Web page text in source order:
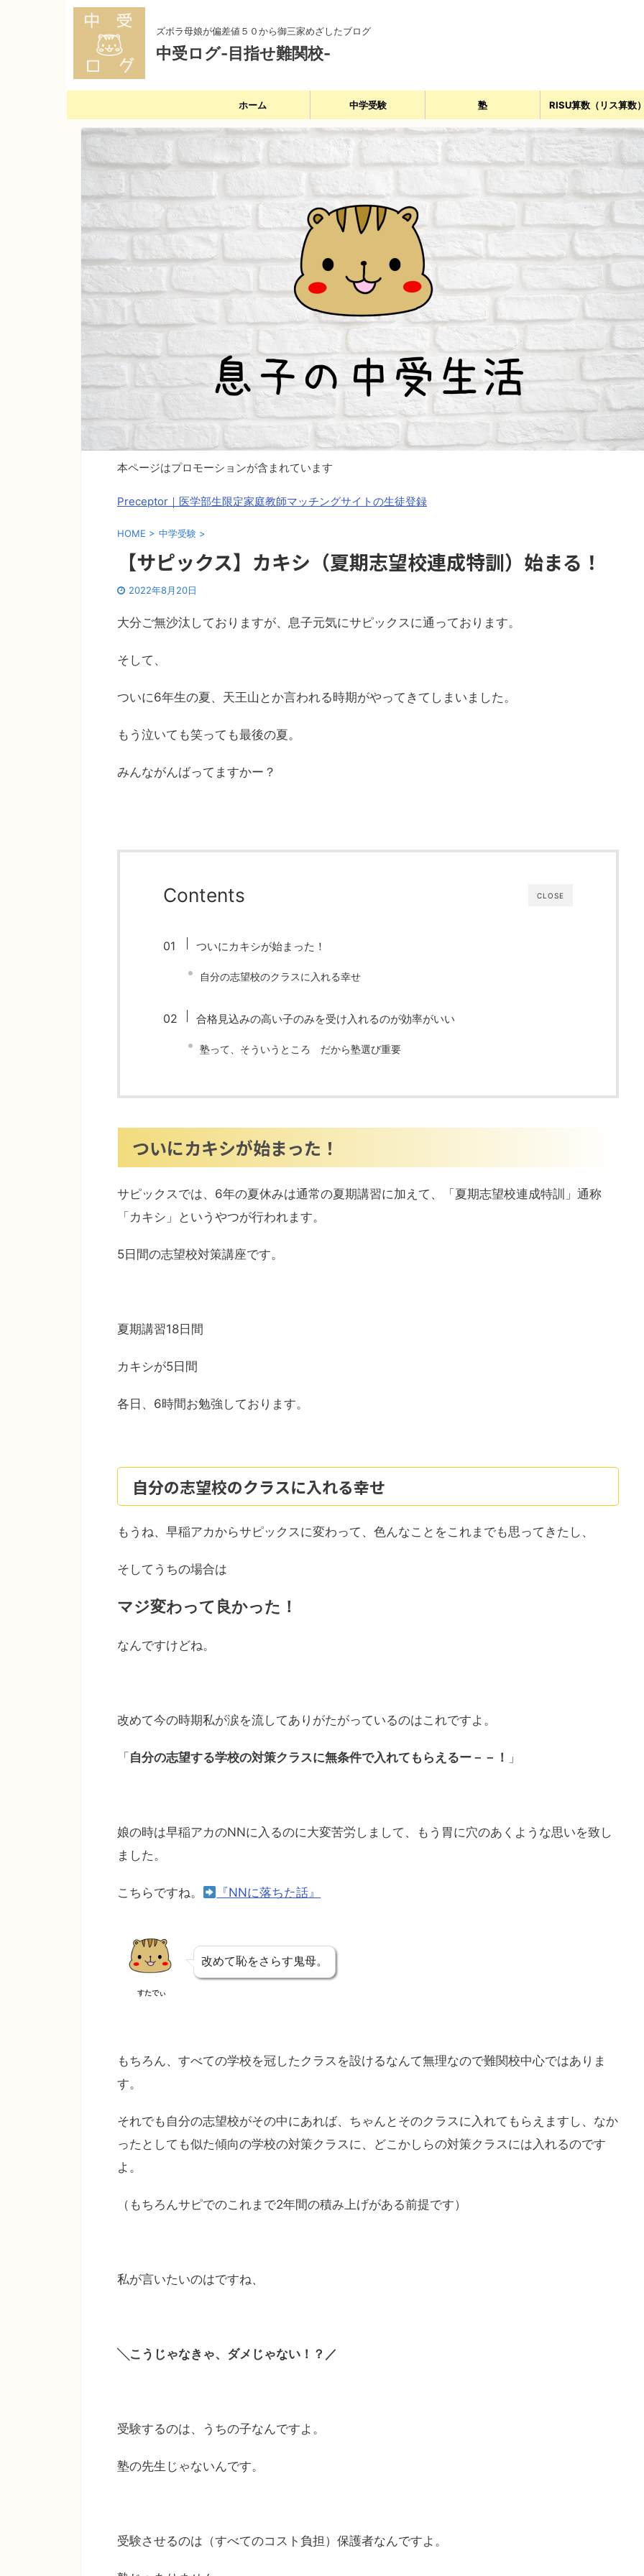
ズボラ母娘が偏差値５０から御三家めざしたブログ
中受ログ-目指せ難関校-
ホーム 中学受験 塾 RISU算数（リス算数
本ページはプロモーションが含まれています
Preceptor｜医学部生限定家庭教師マッチングサイトの生徒登録
HOME > 中学受験 >
【サピックス】カキシ（夏期志望校連成特訓）始まる！
2022年8月20日
大分ご無沙汰しておりますが、息子元気にサピックスに通っております。
そして、
ついに6年生の夏、天王山とか言われる時期がやってきてしまいました。
もう泣いても笑っても最後の夏。
みんながんばってますかー？
CLOSE
Contents
ついにカキシが始まった！
自分の志望校のクラスに入れる幸せ
合格見込みの高い子のみを受け入れるのが効率がいい
塾って、そういうところ だから塾選び重要
ついにカキシが始まった！
サピックスでは、6年の夏休みは通常の夏期講習に加えて、「夏期志望校連成特訓」通称
「カキシ」というやつが行われます。
5日間の志望校対策講座です。
夏期講習18日間
カキシが5日間
各日、6時間お勉強しております。
自分の志望校のクラスに入れる幸せ
もうね、早稲アカからサピックスに変わって、色んなことをこれまでも思ってきたし、
そしてうちの場合は
マジ変わって良かった！
なんですけどね。
改めて今の時期私が涙を流してありがたがっているのはこれですよ。
「自分の志望する学校の対策クラスに無条件で入れてもらえるー－－！ 」
娘の時は早稲アカのNNに入るのに大変苦労しまして、もう胃に穴のあくような思いを致し
ました。
こちらですね。 『NNに落ちた話』
すたでぃ
改めて恥をさらす鬼母。
もちろん、すべての学校を冠したクラスを設けるなんて無理なので難関校中心ではありま
す。
それでも自分の志望校がその中にあれば、ちゃんとそのクラスに入れてもらえますし、なか
ったとしても似た傾向の学校の対策クラスに、どこかしらの対策クラスには入れるのです
よ。
（もちろんサピでのこれまで2年間の積み上げがある前提です）
私が言いたいのはですね、
╲こうじゃなきゃ、ダメじゃない！？／
受験するのは、うちの子なんですよ。
塾の先生じゃないんです。
受験させるのは（すべてのコスト負担）保護者なんですよ。